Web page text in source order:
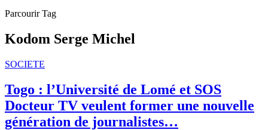
Parcourir Tag
Kodom Serge Michel
SOCIETE
Togo : l’Université de Lomé et SOS
Docteur TV veulent former une nouvelle
génération de journalistes…